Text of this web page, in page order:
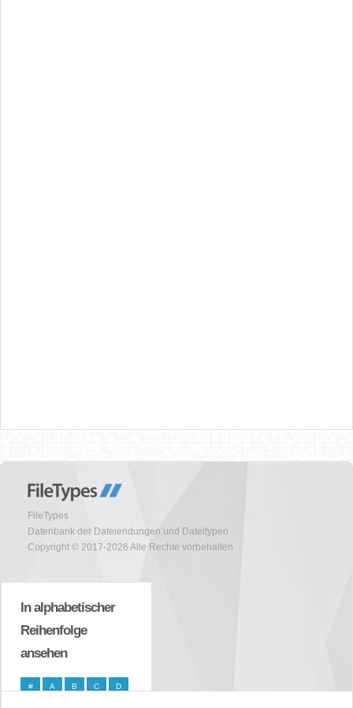
FileTypes
Datenbank der Dateiendungen und Dateitypen
Copyright © 2017-2026 Alle Rechte vorbehalten
In alphabetischer
Reihenfolge
ansehen
# A B C D